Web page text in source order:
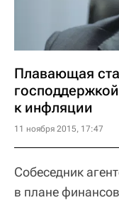
Плавающая
к инфляции
11 ноября 2015, 17:47
Собеседник
в плане